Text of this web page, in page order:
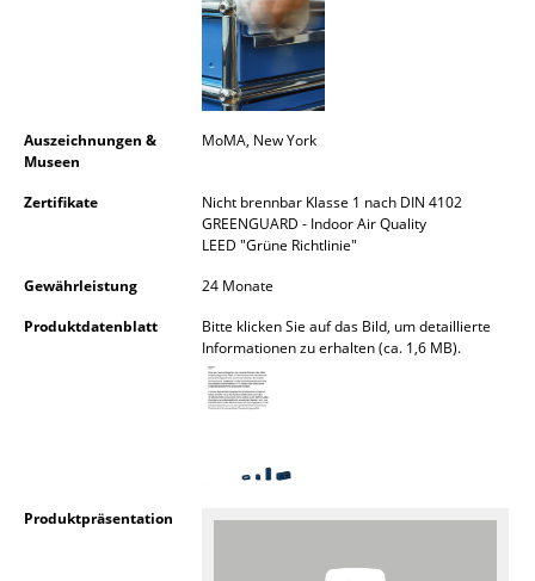
... alle Accessoires
Zuhause
Schlafzimmer
Kinderzimmer
Stauraum
Auszeichnungen &
Museen
MoMA, New York
Zertifikate
Nicht brennbar Klasse 1 nach DIN 4102
GREENGUARD - Indoor Air Quality
LEED "Grüne Richtlinie"
Gewährleistung
24 Monate
Produktdatenblatt
Bitte klicken Sie auf das Bild, um detaillierte
Informationen zu erhalten (ca. 1,6 MB).
Produktpräsentation